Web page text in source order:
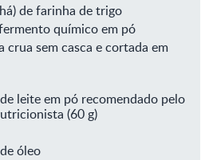
de farinha de trigo
químico em pó
crua sem casca e cortada em
leite em pó recomendado pelo
(60 g)
óleo